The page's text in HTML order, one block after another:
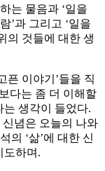
는 물음과 ‘일을
’과 그리고 ‘일을
의 것들에 대한 생
픈 이야기’들을 직
다는 좀 더 이해할
생각이 들었다.
신념은 오늘의 나와
의 ‘삶’에 대한 신
도하며.